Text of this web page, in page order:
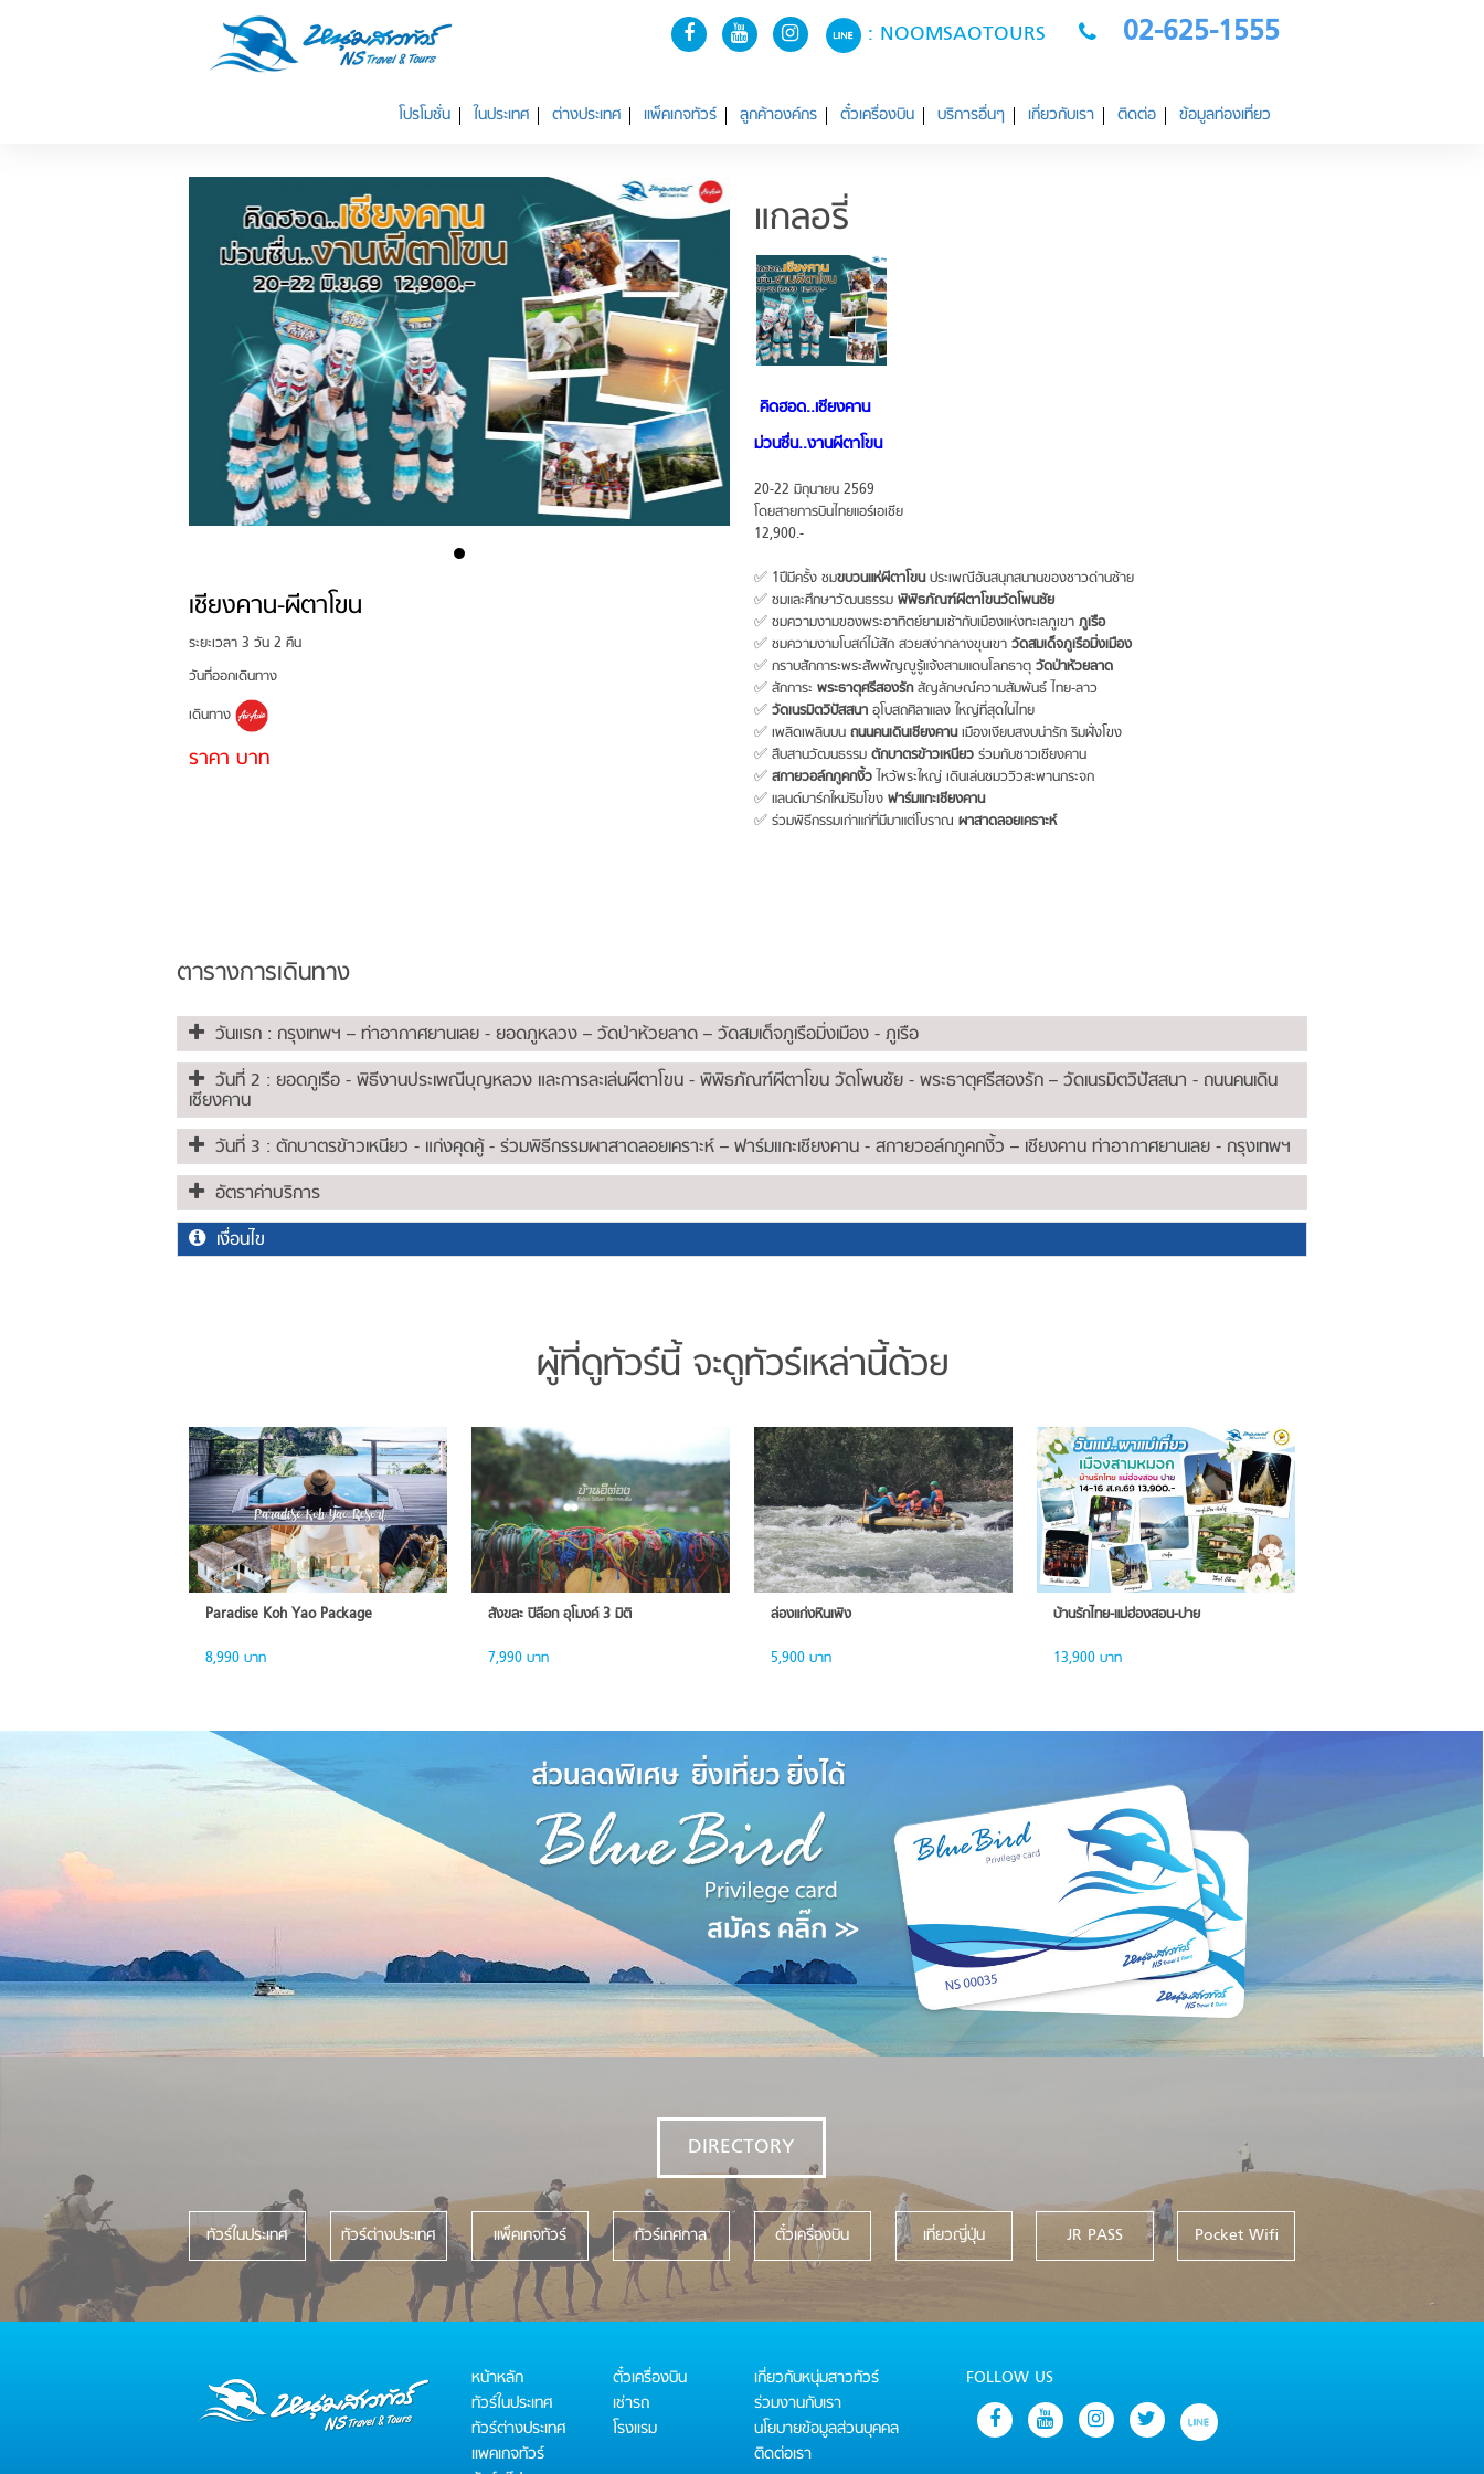
: NOOMSAOTOURS 02-625-1555
โปรโมชั่น ในประเทศ ต่างประเทศ แพ็คเกจทัวร์ ลูกค้าองค์กร ตั๋วเครื่องบิน บริการอื่นๆ เกี่ยวกับเรา ติดต่อ ข้อมูลท่องเที่ยว
เชียงคาน-ผีตาโขน
ระยะเวลา 3 วัน 2 คืน
วันที่ออกเดินทาง
เดินทาง
ราคา บาท
แกลอรี่
คิดฮอด..เชียงคาน
ม่วนซื่น..งานผีตาโขน
20-22 มิถุนายน 2569
โดยสายการบินไทยแอร์เอเชีย
12,900.-
✅ 1ปีมีครั้ง ชมขบวนแห่ผีตาโขนประเพณีอันสนุกสนานของชาวด่านซ้าย
✅ ชมและศึกษาวัฒนธรรม พิพิธภัณฑ์ผีตาโขนวัดโพนชัย
✅ ชมความงามของพระอาทิตย์ยามเช้ากับเมืองแห่งทะเลภูเขา ภูเรือ
✅ ชมความงามโบสถ์ไม้สัก สวยสง่ากลางขุนเขา วัดสมเด็จภูเรือมิ่งเมือง
✅ กราบสักการะพระสัพพัญญูรู้แจ้งสามแดนโลกธาตุ วัดป่าหัวยลาด
✅ สักการะ พระธาตุศรีสองรักสัญลักษณ์ความสัมพันธ์ ไทย-ลาว
✅ วัดเนรมิตวิปัสสนาอุโบสถศิลาแลง ใหญ่ที่สุดในไทย
✅ เพลิดเพลินบน ถนนคนเดินเชียงคานเมืองเงียบสงบน่ารัก ริมฝั่งโขง
✅ สืบสานวัฒนธรรม ตักบาตรข้าวเหนียวร่วมกับชาวเชียงคาน
✅สกายวอล์กภูคกงิ้วไหว้พระใหญ่ เดินเล่นชมววิวสะพานกระจก
✅ แลนด์มาร์กใหม่ริมโขง ฟาร์มแกะเชียงคาน
✅ ร่วมพิธีกรรมเก่าแก่ที่มีมาแต่โบราณ ผาสาดลอยเคราะห์
ตารางการเดินทาง
วันแรก : กรุงเทพฯ – ท่าอากาศยานเลย - ยอดภูหลวง – วัดป่าห้วยลาด – วัดสมเด็จภูเรือมิ่งเมือง - ภูเรือ
วันที่ 2 : ยอดภูเรือ - พิธีงานประเพณีบุญหลวง และการละเล่นผีตาโขน - พิพิธภัณฑ์ผีตาโขน วัดโพนชัย - พระธาตุศรีสองรัก – วัดเนรมิตวิปัสสนา - ถนนคนเดิน
เชียงคาน
วันที่ 3 : ตักบาตรข้าวเหนียว - แก่งคุดคู้ - ร่วมพิธีกรรมผาสาดลอยเคราะห์ – ฟาร์มแกะเชียงคาน - สกายวอล์กภูคกงิ้ว – เชียงคาน ท่าอากาศยานเลย - กรุงเทพฯ
อัตราค่าบริการ
เงื่อนไข
ผู้ที่ดูทัวร์นี้ จะดูทัวร์เหล่านี้ด้วย
Paradise Koh Yao Package
8,990 บาท
สังขละ ปิล๊อก อุโมงค์ 3 มิติ
7,990 บาท
ล่องแก่งหินเพิง
5,900 บาท
บ้านรักไทย-แม่ฮ่องสอน-ปาย
13,900 บาท
DIRECTORY
ทัวร์ในประเทศ ทัวร์ต่างประเทศ แพ็คเกจทัวร์ ทัวร์เทศกาล ตั๋วเครื่องบิน เที่ยวญี่ปุ่น JR PASS Pocket Wifi
หน้าหลัก
ทัวร์ในประเทศ
ทัวร์ต่างประเทศ
แพคเกจทัวร์
ตั๋วเครื่องบิน
เช่ารถ
โรงแรม
เกี่ยวกับหนุ่มสาวทัวร์
ร่วมงานกับเรา
นโยบายข้อมูลส่วนบุคคล
ติดต่อเรา
FOLLOW US